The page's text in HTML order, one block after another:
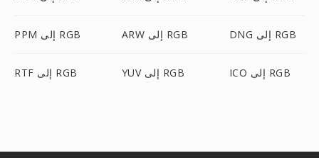
PPM إلى RGB ARW إلى RGB DNG إلى RGB
RTF إلى RGB YUV إلى RGB ICO إلى RGB